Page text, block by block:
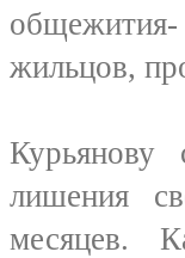
жильцов,
Курьянову
лишения
месяцев.